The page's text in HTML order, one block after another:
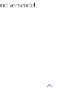
versendet.